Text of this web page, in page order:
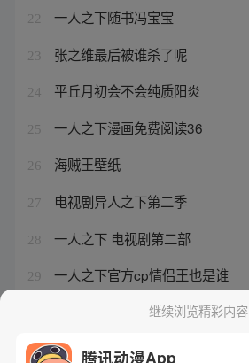
22 一人之下随书冯宝宝
23 张之维最后被谁杀了呢
24 平丘月初会不会纯质阳炎
25 一人之下漫画免费阅读36
26 海贼王壁纸
27 电视剧异人之下第二季
28 一人之下 电视剧第二部
29 一人之下官方cp情侣王也是谁
狐妖小红娘无暮篇为什么看不了
继续浏览精彩内容
腾讯动漫App